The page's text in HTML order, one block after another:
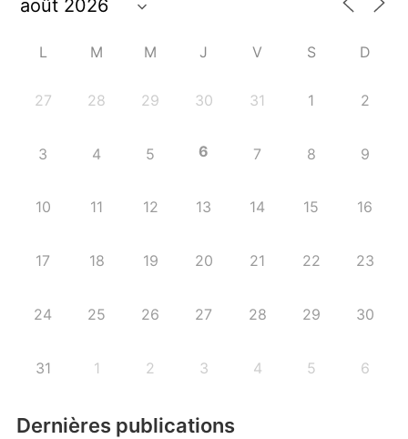
L M M J V S D
27 28 29 30 31 1 2
3 4 5 6 7 8 9
10 11 12 13 14 15 16
17 18 19 20 21 22 23
24 25 26 27 28 29 30
31 1 2 3 4 5 6
Dernières publications